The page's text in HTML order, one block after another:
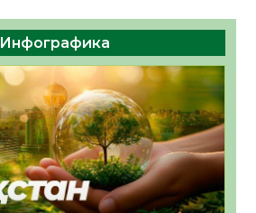
Инфографика